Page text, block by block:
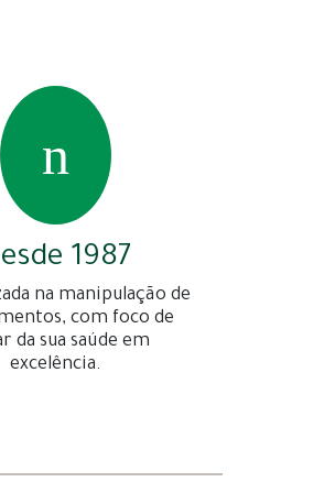
1987
na manipulação de
com foco de
da sua saúde em
excelência.